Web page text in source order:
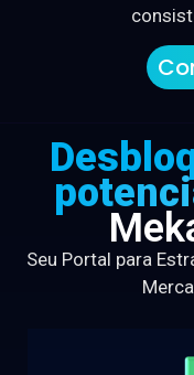
Seu Portal para